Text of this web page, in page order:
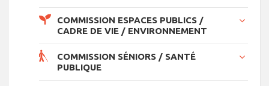
COMMISSION ESPACES PUBLICS /
CADRE DE VIE / ENVIRONNEMENT
COMMISSION SÉNIORS / SANTÉ
PUBLIQUE